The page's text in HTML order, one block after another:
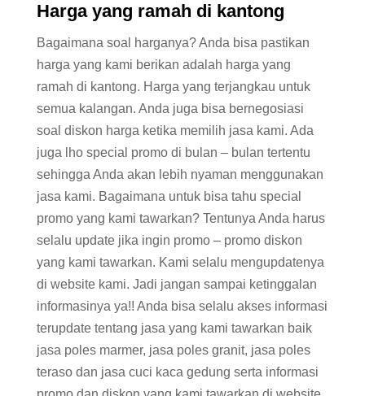
Harga yang ramah di kantong
Bagaimana soal harganya? Anda bisa pastikan
harga yang kami berikan adalah harga yang
ramah di kantong. Harga yang terjangkau untuk
semua kalangan. Anda juga bisa bernegosiasi
soal diskon harga ketika memilih jasa kami. Ada
juga lho special promo di bulan – bulan tertentu
sehingga Anda akan lebih nyaman menggunakan
jasa kami. Bagaimana untuk bisa tahu special
promo yang kami tawarkan? Tentunya Anda harus
selalu update jika ingin promo – promo diskon
yang kami tawarkan. Kami selalu mengupdatenya
di website kami. Jadi jangan sampai ketinggalan
informasinya ya!! Anda bisa selalu akses informasi
terupdate tentang jasa yang kami tawarkan baik
jasa poles marmer, jasa poles granit, jasa poles
teraso dan jasa cuci kaca gedung serta informasi